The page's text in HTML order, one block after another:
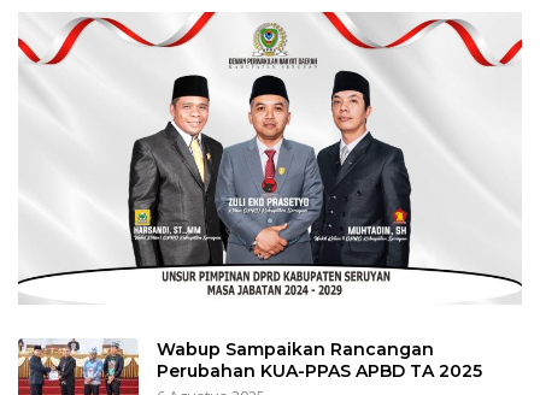
Wabup Sampaikan Rancangan
Perubahan KUA-PPAS APBD TA 2025